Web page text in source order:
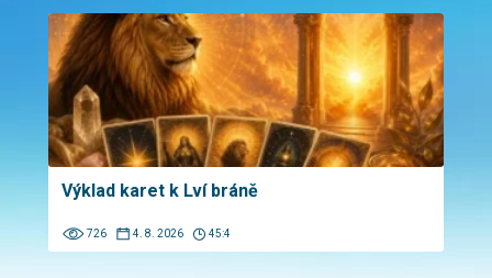
Výklad karet k Lví bráně
726 4. 8. 2026 45:4